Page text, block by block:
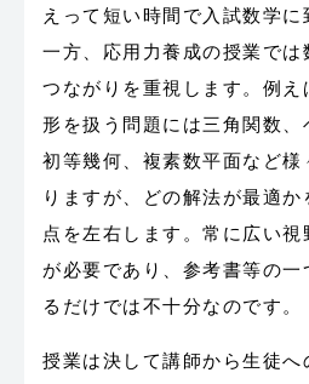
えって短い時間で入試数学に
一方、応用力養成の授業で
つながりを重視します。例え
形を扱う問題には三角関数、
初等幾何、複素数平面など様
りますが、どの解法が最適
点を左右します。常に広い
が必要であり、参考書等の一
るだけでは不十分なのです。
授業は決して講師から生徒へ